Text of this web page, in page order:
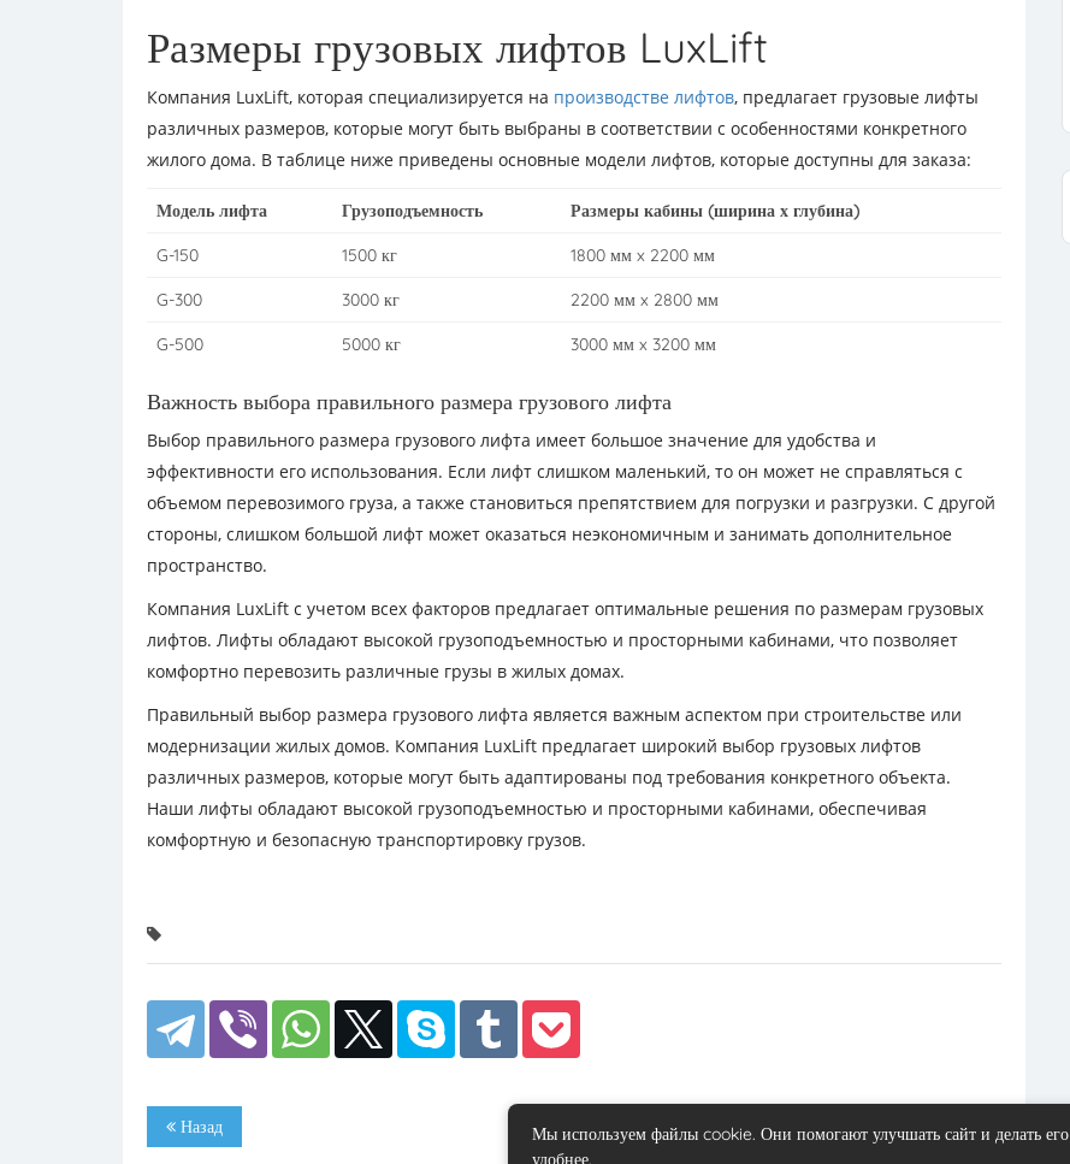
Размеры грузовых лифтов LuxLift
Компания LuxLift, которая специализируется на производстве лифтов, предлагает грузовые лифты
различных размеров, которые могут быть выбраны в соответствии с особенностями конкретного
жилого дома. В таблице ниже приведены основные модели лифтов, которые доступны для заказа:
Модель лифта Грузоподъемность Размеры кабины (ширина х глубина)
G-150 1500 кг 1800 мм x 2200 мм
G-300 3000 кг 2200 мм x 2800 мм
G-500 5000 кг 3000 мм x 3200 мм
Важность выбора правильного размера грузового лифта
Выбор правильного размера грузового лифта имеет большое значение для удобства и
эффективности его использования. Если лифт слишком маленький, то он может не справляться с
объемом перевозимого груза, а также становиться препятствием для погрузки и разгрузки. С другой
стороны, слишком большой лифт может оказаться неэкономичным и занимать дополнительное
пространство.
Компания LuxLift с учетом всех факторов предлагает оптимальные решения по размерам грузовых
лифтов. Лифты обладают высокой грузоподъемностью и просторными кабинами, что позволяет
комфортно перевозить различные грузы в жилых домах.
Правильный выбор размера грузового лифта является важным аспектом при строительстве или
модернизации жилых домов. Компания LuxLift предлагает широкий выбор грузовых лифтов
различных размеров, которые могут быть адаптированы под требования конкретного объекта.
Наши лифты обладают высокой грузоподъемностью и просторными кабинами, обеспечивая
комфортную и безопасную транспортировку грузов.
Назад Вперёд
Мы используем файлы cookie. Они помогают улучшать сайт и делать его
удобнее.